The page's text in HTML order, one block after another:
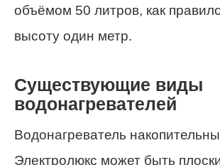
объёмом 50 литров, как
высоту один метр.
Существующие виды
водонагревателей
Водонагреватель
Электролюкс может быть